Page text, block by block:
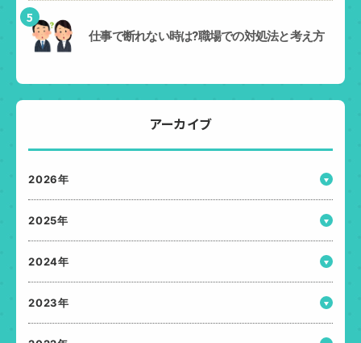
5
仕事で断れない時は?職場での対処法と考え方
アーカイブ
2026年
2025年
2024年
2023年